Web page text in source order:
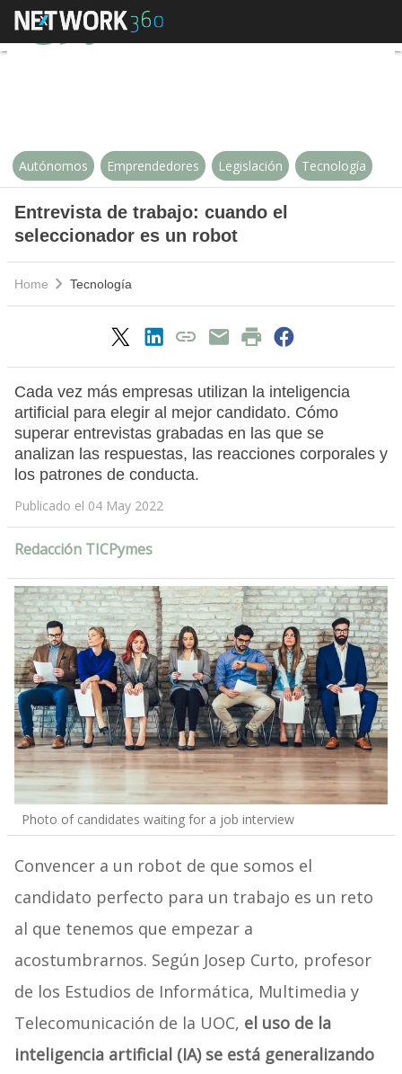
Entrevista de trabajo: cuando el
Autónomos Emprendedores Legislación Tecnología
Entrevista de trabajo: cuando el
seleccionador es un robot
Home Tecnología
Cada vez más empresas utilizan la inteligencia
artificial para elegir al mejor candidato. Cómo
superar entrevistas grabadas en las que se
analizan las respuestas, las reacciones corporales y
los patrones de conducta.
Publicado el 04 May 2022
Redacción TICPymes
Photo of candidates waiting for a job interview
Convencer a un robot de que somos el
candidato perfecto para un trabajo es un reto
al que tenemos que empezar a
acostumbrarnos. Según Josep Curto, profesor
de los Estudios de Informática, Multimedia y
Telecomunicación de la UOC, el uso de la
inteligencia artificial (IA) se está generalizando